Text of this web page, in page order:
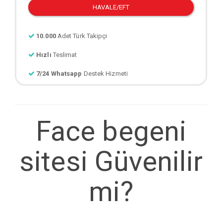
HAVALE/EFT
10.000 Adet Türk Takipçi
Hızlı Teslimat
7/24 Whatsapp Destek Hizmeti
Face begeni
sitesi Güvenilir
mi?